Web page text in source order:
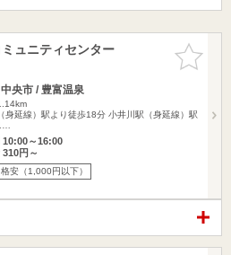
お気に入
りに追加
ュニティセンター
央市 / 豊富温泉
身延線）駅より徒歩18分 小井川駅（身延線）駅
10:00～16:00
310円～
格安（1,000円以下）